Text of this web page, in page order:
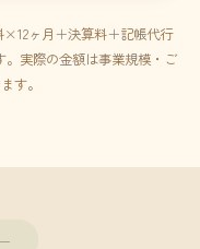
ヶ月＋決算料＋記帳代行
。実際の金額は事業規模・ご
す。